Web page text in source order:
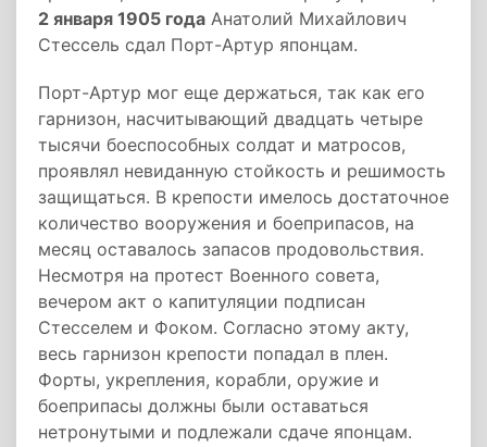
2 января 1905 года Анатолий Михайлович
Стессель сдал Порт-Артур японцам.
Порт-Артур мог еще держаться, так как его
гарнизон, насчитывающий двадцать четыре
тысячи боеспособных солдат и матросов,
проявлял невиданную стойкость и решимость
защищаться. В крепости имелось достаточное
количество вооружения и боеприпасов, на
месяц оставалось запасов продовольствия.
Несмотря на протест Военного совета,
вечером акт о капитуляции подписан
Стесселем и Фоком. Согласно этому акту,
весь гарнизон крепости попадал в плен.
Форты, укрепления, корабли, оружие и
боеприпасы должны были оставаться
нетронутыми и подлежали сдаче японцам.